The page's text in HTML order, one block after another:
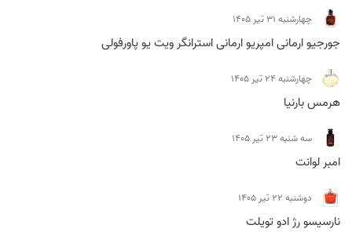
چهارشنبه 31 تیر 1405
جورجیو ارمانی امپریو ارمانی استرانگر ویت یو پاورفولی
چهارشنبه 24 تیر 1405
هرمس بارنیا
سه شنبه 23 تیر 1405
امبر لوانت
دوشنبه 22 تیر 1405
نارسیسو رژ ادو تویلت